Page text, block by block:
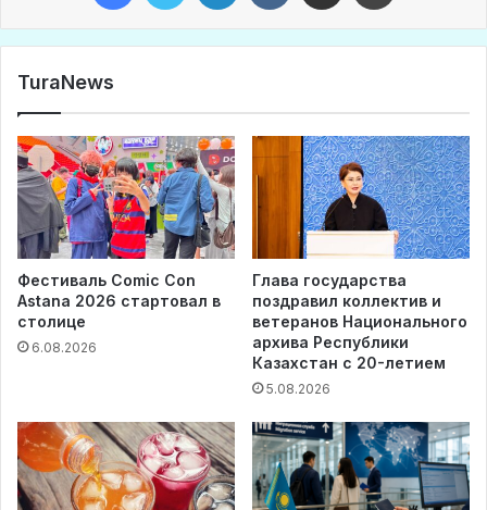
TuraNews
Фестиваль Comic Con
Astana 2026 стартовал в
столице
6.08.2026
Глава государства
поздравил коллектив и
ветеранов Национального
архива Республики
Казахстан с 20-летием
5.08.2026